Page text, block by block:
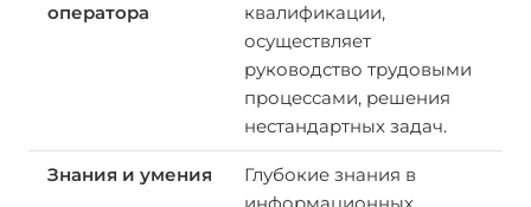
квалификации,
осуществляет
руководство трудовыми
процессами, решения
нестандартных задач.
Глубокие знания в